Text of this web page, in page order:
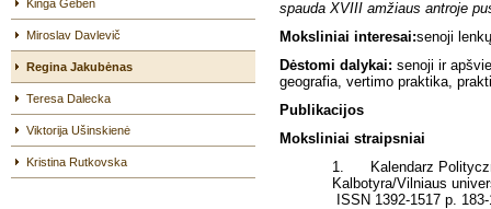
Kinga Geben
Miroslav Davlevič
Regina Jakubėnas
Teresa Dalecka
Viktorija Ušinskienė
Kristina Rutkovska
spauda XVIII amžiaus antroje
Moksliniai interesai:senoji
Dėstomi dalykai: senoji ir
geografia, vertimo praktika,
Publikacijos
Moksliniai straipsniai
1. Kalendarz
Kalbotyra/Vilniaus
ISSN 1392-1517 p.